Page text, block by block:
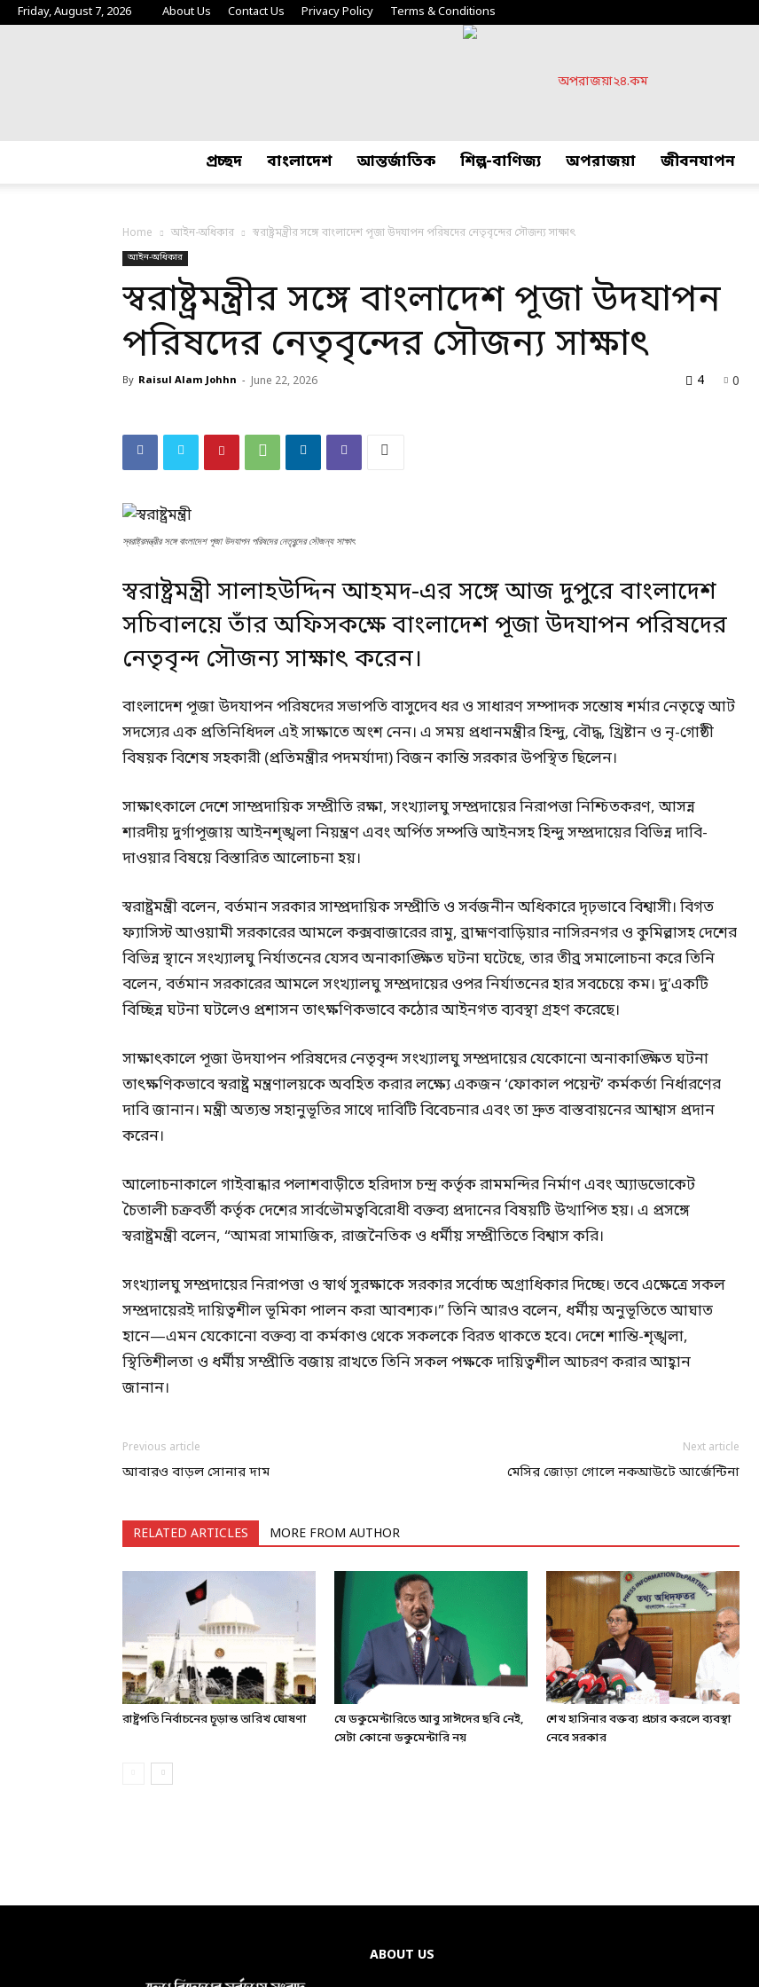
Friday, August 7, 2026 About Us Contact Us Privacy Policy Terms & Conditions
প্রচ্ছদ বাংলাদেশ আন্তর্জাতিক শিল্প-বাণিজ্য অপরাজয়া জীবনযাপন
Home আইন-অধিকার স্বরাষ্ট্রমন্ত্রীর সঙ্গে বাংলাদেশ পূজা উদযাপন পরিষদের নেতৃবৃন্দের সৌজন্য সাক্ষাৎ
আইন-অধিকার
স্বরাষ্ট্রমন্ত্রীর সঙ্গে বাংলাদেশ পূজা উদযাপন
পরিষদের নেতৃবৃন্দের সৌজন্য সাক্ষাৎ
By Raisul Alam Johhn - June 22, 2026 0
4
স্বরাষ্ট্রমন্ত্রীর সঙ্গে বাংলাদেশ পূজা উদযাপন পরিষদের নেতৃবৃন্দের সৌজন্য সাক্ষাৎ
স্বরাষ্ট্রমন্ত্রী সালাহউদ্দিন আহমদ-এর সঙ্গে আজ দুপুরে বাংলাদেশ
সচিবালয়ে তাঁর অফিসকক্ষে বাংলাদেশ পূজা উদযাপন পরিষদের
নেতৃবৃন্দ সৌজন্য সাক্ষাৎ করেন।
বাংলাদেশ পূজা উদযাপন পরিষদের সভাপতি বাসুদেব ধর ও সাধারণ সম্পাদক সন্তোষ শর্মার নেতৃত্বে আট
সদস্যের এক প্রতিনিধিদল এই সাক্ষাতে অংশ নেন। এ সময় প্রধানমন্ত্রীর হিন্দু, বৌদ্ধ, খ্রিষ্টান ও নৃ-গোষ্ঠী
বিষয়ক বিশেষ সহকারী (প্রতিমন্ত্রীর পদমর্যাদা) বিজন কান্তি সরকার উপস্থিত ছিলেন।
সাক্ষাৎকালে দেশে সাম্প্রদায়িক সম্প্রীতি রক্ষা, সংখ্যালঘু সম্প্রদায়ের নিরাপত্তা নিশ্চিতকরণ, আসন্ন
শারদীয় দুর্গাপূজায় আইনশৃঙ্খলা নিয়ন্ত্রণ এবং অর্পিত সম্পত্তি আইনসহ হিন্দু সম্প্রদায়ের বিভিন্ন দাবি-
দাওয়ার বিষয়ে বিস্তারিত আলোচনা হয়।
স্বরাষ্ট্রমন্ত্রী বলেন, বর্তমান সরকার সাম্প্রদায়িক সম্প্রীতি ও সর্বজনীন অধিকারে দৃঢ়ভাবে বিশ্বাসী। বিগত
ফ্যাসিস্ট আওয়ামী সরকারের আমলে কক্সবাজারের রামু, ব্রাহ্মণবাড়িয়ার নাসিরনগর ও কুমিল্লাসহ দেশের
বিভিন্ন স্থানে সংখ্যালঘু নির্যাতনের যেসব অনাকাঙ্ক্ষিত ঘটনা ঘটেছে, তার তীব্র সমালোচনা করে তিনি
বলেন, বর্তমান সরকারের আমলে সংখ্যালঘু সম্প্রদায়ের ওপর নির্যাতনের হার সবচেয়ে কম। দু’একটি
বিচ্ছিন্ন ঘটনা ঘটলেও প্রশাসন তাৎক্ষণিকভাবে কঠোর আইনগত ব্যবস্থা গ্রহণ করেছে।
সাক্ষাৎকালে পূজা উদযাপন পরিষদের নেতৃবৃন্দ সংখ্যালঘু সম্প্রদায়ের যেকোনো অনাকাঙ্ক্ষিত ঘটনা
তাৎক্ষণিকভাবে স্বরাষ্ট্র মন্ত্রণালয়কে অবহিত করার লক্ষ্যে একজন ‘ফোকাল পয়েন্ট’ কর্মকর্তা নির্ধারণের
দাবি জানান। মন্ত্রী অত্যন্ত সহানুভূতির সাথে দাবিটি বিবেচনার এবং তা দ্রুত বাস্তবায়নের আশ্বাস প্রদান
করেন।
আলোচনাকালে গাইবান্ধার পলাশবাড়ীতে হরিদাস চন্দ্র কর্তৃক রামমন্দির নির্মাণ এবং অ্যাডভোকেট
চৈতালী চক্রবর্তী কর্তৃক দেশের সার্বভৌমত্ববিরোধী বক্তব্য প্রদানের বিষয়টি উত্থাপিত হয়। এ প্রসঙ্গে
স্বরাষ্ট্রমন্ত্রী বলেন, “আমরা সামাজিক, রাজনৈতিক ও ধর্মীয় সম্প্রীতিতে বিশ্বাস করি।
সংখ্যালঘু সম্প্রদায়ের নিরাপত্তা ও স্বার্থ সুরক্ষাকে সরকার সর্বোচ্চ অগ্রাধিকার দিচ্ছে। তবে এক্ষেত্রে সকল
সম্প্রদায়েরই দায়িত্বশীল ভূমিকা পালন করা আবশ্যক।” তিনি আরও বলেন, ধর্মীয় অনুভূতিতে আঘাত
হানে—এমন যেকোনো বক্তব্য বা কর্মকাণ্ড থেকে সকলকে বিরত থাকতে হবে। দেশে শান্তি-শৃঙ্খলা,
স্থিতিশীলতা ও ধর্মীয় সম্প্রীতি বজায় রাখতে তিনি সকল পক্ষকে দায়িত্বশীল আচরণ করার আহ্বান
জানান।
Previous article
আবারও বাড়ল সোনার দাম
Next article
মেসির জোড়া গোলে নকআউটে আর্জেন্টিনা
RELATED ARTICLES MORE FROM AUTHOR
রাষ্ট্রপতি নির্বাচনের চূড়ান্ত তারিখ ঘোষণা
যে ডকুমেন্টারিতে আবু সাঈদের ছবি নেই,
সেটা কোনো ডকুমেন্টারি নয়
শেখ হাসিনার বক্তব্য প্রচার করলে ব্যবস্থা
নেবে সরকার
ABOUT US